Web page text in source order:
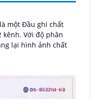
một Đầu ghi chất
phân
lại hình ảnh chất